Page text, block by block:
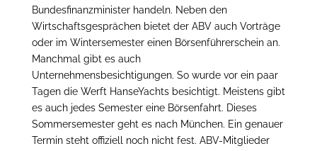
Bundesfinanzminister handeln. Neben den
Wirtschaftsgesprächen bietet der ABV auch Vorträge
oder im Wintersemester einen Börsenführerschein an.
Manchmal gibt es auch
Unternehmensbesichtigungen. So wurde vor ein paar
Tagen die Werft HanseYachts besichtigt. Meistens gibt
es auch jedes Semester eine Börsenfahrt. Dieses
Sommersemester geht es nach München. Ein genauer
Termin steht offiziell noch nicht fest. ABV-Mitglieder